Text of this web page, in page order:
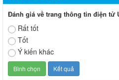
Đánh giá về trang thông tin điện tử
Rất tốt
Tốt
Ý kiến khác